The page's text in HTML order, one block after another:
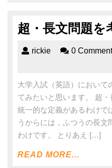
超・長文問題を
rickie 0 Comment
大学入試（英語）において
てみたいと思います。 超
統一的な定義があるわけで
うからには，ふつうの長文
わけです。 とりあえ […]
READ MORE...